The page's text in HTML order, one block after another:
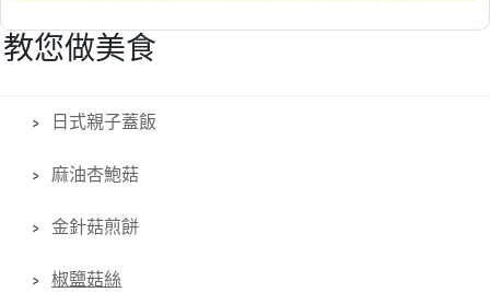
教您做美食
日式親子蓋飯
麻油杏鮑菇
金針菇煎餅
椒鹽菇絲